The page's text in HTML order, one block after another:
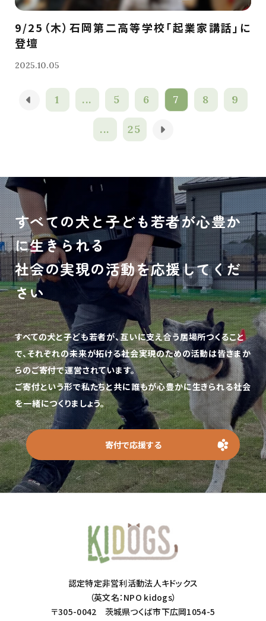
9/25（木）石岡第二高等学校「起業家講話」に
登壇
2025.10.05
1 ... 5 6 7 8 9
... 25
すべての犬と子ども若者が心豊か
に生きられる
社会の実現の活動を応援してくだ
さい
すべての犬と子ども若者が、互いに支え合う居場所つくること
で、それぞれの未来が拓ける社会実現のための活動は皆さまか
らのご寄付で運営されています。
ご寄付という形で私たちと共に誰もが心豊かに生きられる社会
を一緒につくりましょう。
寄付で応援する
認定特定非営利活動法人キドックス
（英文名：NPO kidogs）
〒305-0042 茨城県つくば市下広岡1054-5